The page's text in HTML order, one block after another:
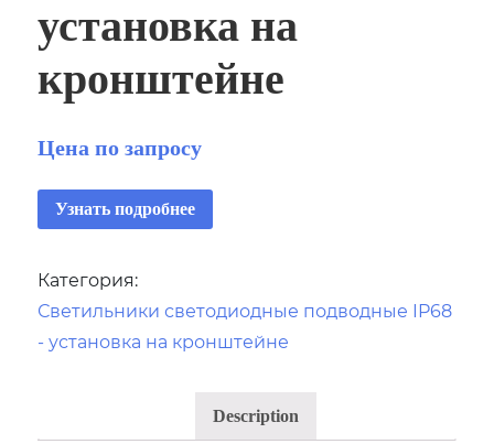
установка на
кронштейне
Цена по запросу
Узнать подробнее
Категория:
Светильники светодиодные подводные IP68
- установка на кронштейне
Description